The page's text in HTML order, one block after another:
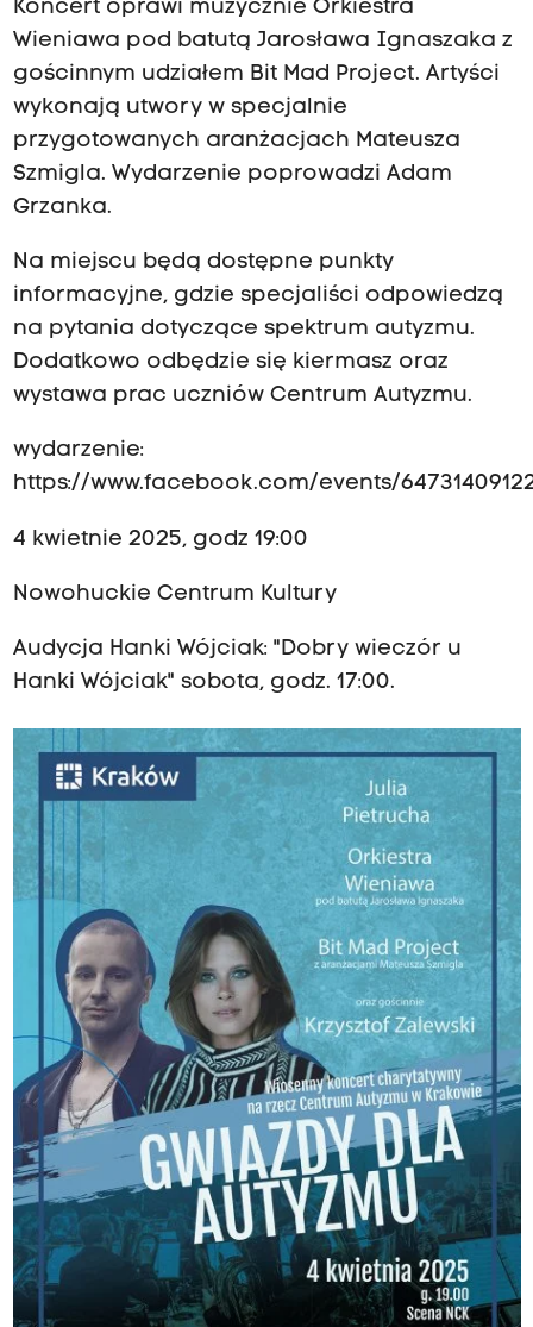
Koncert oprawi muzycznie Orkiestra
Wieniawa pod batutą Jarosława Ignaszaka z
gościnnym udziałem Bit Mad Project. Artyści
wykonają utwory w specjalnie
przygotowanych aranżacjach Mateusza
Szmigla. Wydarzenie poprowadzi Adam
Grzanka.
Na miejscu będą dostępne punkty
informacyjne, gdzie specjaliści odpowiedzą
na pytania dotyczące spektrum autyzmu.
Dodatkowo odbędzie się kiermasz oraz
wystawa prac uczniów Centrum Autyzmu.
wydarzenie:
https://www.facebook.com/events/
4 kwietnie 2025, godz 19:00
Nowohuckie Centrum Kultury
Audycja Hanki Wójciak: "Dobry wieczór u
Hanki Wójciak" sobota, godz. 17:00.